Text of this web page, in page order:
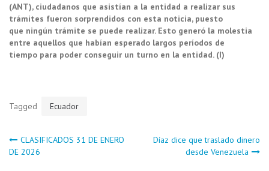
(ANT),ciudadanos que asistían a la entidad a realizar sus
trámites fueron sorprendidos con esta noticia, puesto
que ningún trámite se puede realizar.Esto generó la molestia
entre aquellos que habían esperado largos períodos de
tiempo para poder conseguir un turno en la entidad. (I)
Tagged Ecuador
Navegación
CLASIFICADOS 31 DE ENERO
DE 2026
Díaz dice que traslado dinero
desde Venezuela